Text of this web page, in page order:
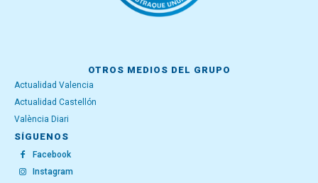
OTROS MEDIOS DEL GRUPO
Actualidad Valencia
Actualidad Castellón
València Diari
SÍGUENOS
Facebook
Instagram